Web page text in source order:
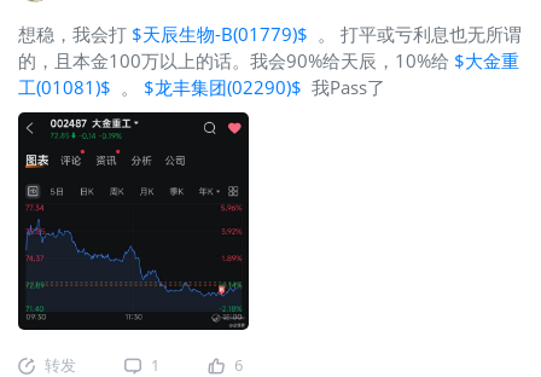
倍，对应30%的前瞻性盈利增速。SOXX
明年18-24倍。还算合理区间。再看渗
透率指标，今年生成式AI普及率大概
28%，对比1998年互联网30%的普及水
平。中国这边，AI+渗透率来到21%，看
着不低，但跟2022年新能源+的26%，
和2015年移动互联网+的30%比，还有
段距离。最后看GDP占比，历史上大修
铁路时期Capex占GDP约5%，互联网时
代约3.4%，当前AI全球Capex不到1万亿
美元，占全球GDP的比重远低于3%。
如果换成显微镜视角，目前每台NVIDIA
Vera Rubin NVL72机架真实成本9.1百
占半壁江山，镜头前英伟达，苹果，高通打得你死我活，但背
后瓶颈永远是同一家，台积电。交货周期78-104周，今天下
单，2028年才能轮上。整个台股远期市盈率22倍+，看着挺
高，但高盛预计，绑上AI战车的台股26/27年分别有高达48%和
30%的超共识利润增长，远期PEG比率仅为0.7倍，性价比还
行。 这里最神奇的是韩股，连周三韩股休市，港股
做多海力士(07709)$ 都能默默涨5%+。韩国散户也是一个神奇
的存在，5000万+人口的国家，股票交易账户1亿+，人均两
户。这几年，财阀垄断+考公无望+阶层固化+贷款利息低，共同
造就了现实韩版的鱿鱼游戏：寻找共识，借钱，Allin。上一个
韩国散户的主战场是加密货币，目前是三星/海力士。韩国散户
交易量占整个市场80%+。从基本面看，不贵，市场对KOSPI
2026年的盈利增长共识已
想稳，我会打 $天辰生物-B(01779)$ 。 打平或亏利息也无所谓
的，且本金100万以上的话。我会90%给天辰，10%给 $大金重
工(01081)$ 。 $龙丰集团(02290)$ 我Pass了
转发 1 6